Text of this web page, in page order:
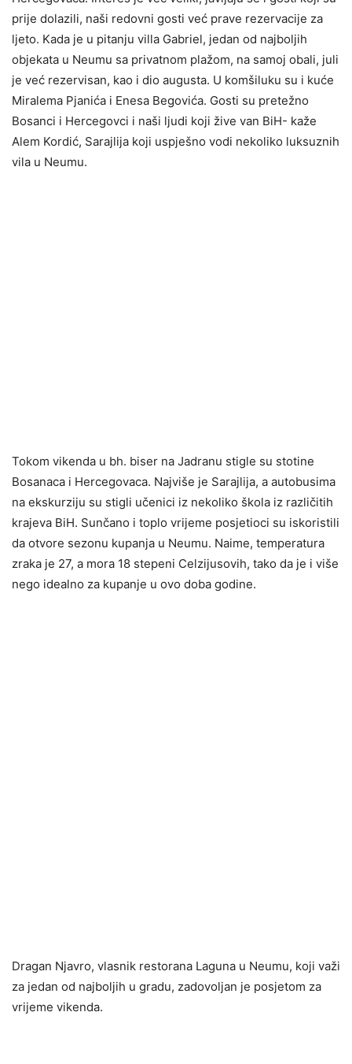
prije dolazili, naši redovni gosti već prave rezervacije za
ljeto. Kada je u pitanju villa Gabriel, jedan od najboljih
objekata u Neumu sa privatnom plažom, na samoj obali, juli
je već rezervisan, kao i dio augusta. U komšiluku su i kuće
Miralema Pjanića i Enesa Begovića. Gosti su pretežno
Bosanci i Hercegovci i naši ljudi koji žive van BiH- kaže
Alem Kordić, Sarajlija koji uspješno vodi nekoliko luksuznih
vila u Neumu.
Tokom vikenda u bh. biser na Jadranu stigle su stotine
Bosanaca i Hercegovaca. Najviše je Sarajlija, a autobusima
na ekskurziju su stigli učenici iz nekoliko škola iz različitih
krajeva BiH. Sunčano i toplo vrijeme posjetioci su iskoristili
da otvore sezonu kupanja u Neumu. Naime, temperatura
zraka je 27, a mora 18 stepeni Celzijusovih, tako da je i više
nego idealno za kupanje u ovo doba godine.
Dragan Njavro, vlasnik restorana Laguna u Neumu, koji važi
za jedan od najboljih u gradu, zadovoljan je posjetom za
vrijeme vikenda.